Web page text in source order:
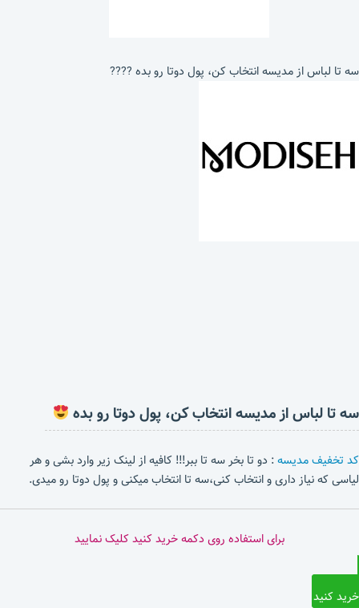
سه تا لباس از مدیسه انتخاب کن، پول دوتا رو بده ????
سه تا لباس از مدیسه انتخاب کن، پول دوتا رو بده
کد تخفیف مدیسه: دو تا بخر سه تا ببر!!! کافیه از لینک زیر وارد بشی و هر
لیاسی که نیاز داری و انتخاب کنی،سه تا انتخاب میکنی و پول دوتا رو میدی.
برای استفاده روی دکمه خرید کنید کلیک نمایید
خرید کنید